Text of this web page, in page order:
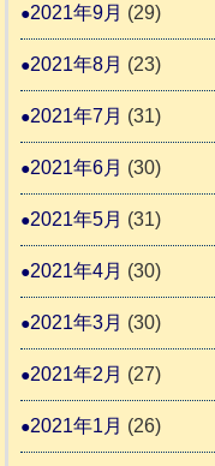
2021年9月 (29)
2021年8月 (23)
2021年7月 (31)
2021年6月 (30)
2021年5月 (31)
2021年4月 (30)
2021年3月 (30)
2021年2月 (27)
2021年1月 (26)